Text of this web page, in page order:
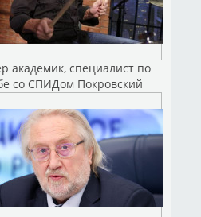
академик, специалист по
со СПИДом Покровский